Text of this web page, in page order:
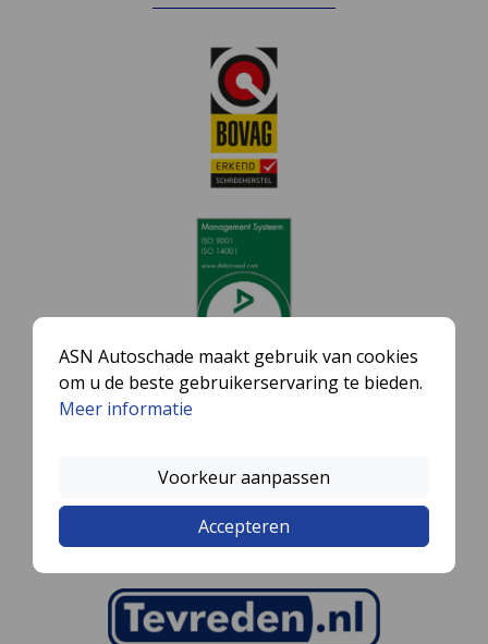
ASN Autoschade maakt gebruik van cookies
om u de beste gebruikerservaring te bieden.
Meer informatie
Voorkeur aanpassen
Accepteren